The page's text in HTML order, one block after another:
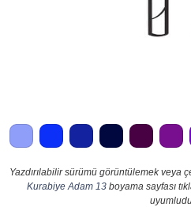
Yazdırılabilir sürümü görüntülemek veya
Kurabiye Adam 13boyama sayfası